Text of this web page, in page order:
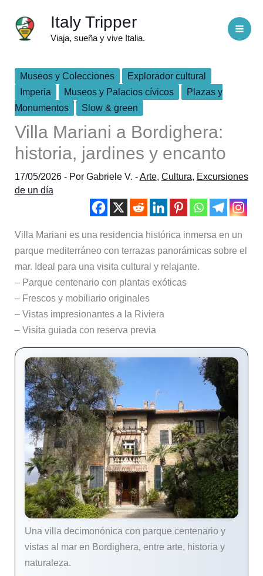
contenido
Italy Tripper
Viaja, sueña y vive Italia.
Museos y Colecciones
Explorador cultural
Imperia
Museos y Palacios cívicos
Plazas y
Monumentos
Slow & green
Villa Mariani a Bordighera:
historia, jardines y encanto
17/05/2026 - Por Gabriele V. -Arte, Cultura, Excursiones
de un día
Villa Mariani es una residencia histórica inmersa en un
parque mediterráneo con terrazas panorámicas sobre el
mar. Ideal para una visita cultural y relajante.
– Parque centenario con plantas exóticas
– Frescos y mobiliario originales
– Vistas impresionantes a la Riviera
– Visita guiada con reserva previa
Una villa decimonónica con parque centenario y
vistas al mar en Bordighera, entre arte, historia y
naturaleza.